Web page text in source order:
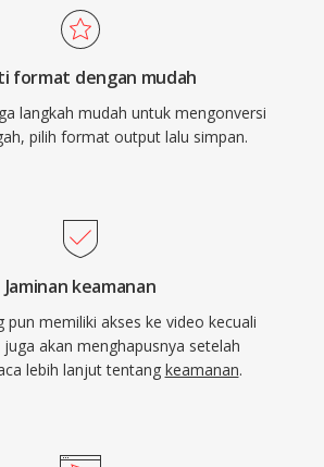
format dengan mudah
langkah mudah untuk mengonversi
pilih format output lalu simpan.
Jaminan keamanan
pun memiliki akses ke video kecuali
juga akan menghapusnya setelah
lebih lanjut tentang keamanan.